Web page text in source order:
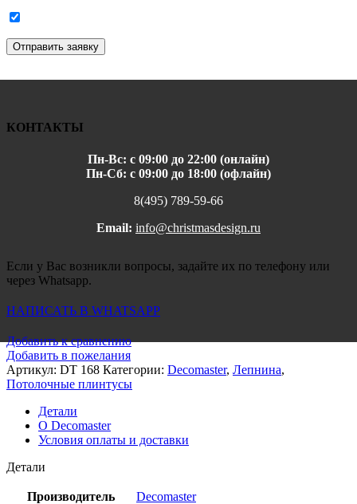
Отправить заявку
КОНТАКТЫ
Пн-Вс: с 09:00 до 22:00 (онлайн)
Пн-Сб: с 09:00 до 18:00 (офлайн)
8(495) 789-59-66
Email: info@christmasdesign.ru
Если у Вас возникли вопросы, задайте их по телефону или
через Whatsapp.
НАПИСАТЬ В WHATSAPP
Добавить к сравнению
Добавить в пожелания
Артикул: DT 168 Категории: Decomaster, Лепнина,
Потолочные плинтусы
Детали
О Decomaster
Условия оплаты и доставки
Детали
Производитель Decomaster